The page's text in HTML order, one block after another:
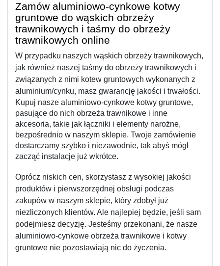
Zamów aluminiowo-cynkowe kotwy
gruntowe do wąskich obrzeży
trawnikowych i taśmy do obrzeży
trawnikowych online
W przypadku naszych wąskich obrzeży trawnikowych,
jak również naszej taśmy do obrzeży trawnikowych i
związanych z nimi kotew gruntowych wykonanych z
aluminium/cynku, masz gwarancję jakości i trwałości.
Kupuj nasze aluminiowo-cynkowe kotwy gruntowe,
pasujące do nich obrzeża trawnikowe i inne
akcesoria, takie jak łączniki i elementy narożne,
bezpośrednio w naszym sklepie. Twoje zamówienie
dostarczamy szybko i niezawodnie, tak abyś mógł
zacząć instalacje już wkrótce.
Oprócz niskich cen, skorzystasz z wysokiej jakości
produktów i pierwszorzędnej obsługi podczas
zakupów w naszym sklepie, który zdobył już
niezliczonych klientów. Ale najlepiej będzie, jeśli sam
podejmiesz decyzję. Jesteśmy przekonani, że nasze
aluminiowo-cynkowe obrzeża trawnikowe i kotwy
gruntowe nie pozostawiają nic do życzenia.